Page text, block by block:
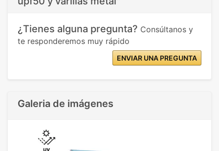
¿Tienes alguna pregunta? Consúltanos y
te responderemos muy rápido
ENVIAR UNA PREGUNTA
Galeria de imágenes